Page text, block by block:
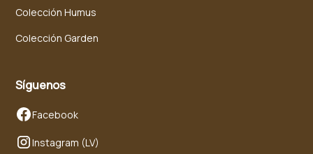
Colección Humus
Colección Garden
Síguenos
Facebook
Instagram (LV)